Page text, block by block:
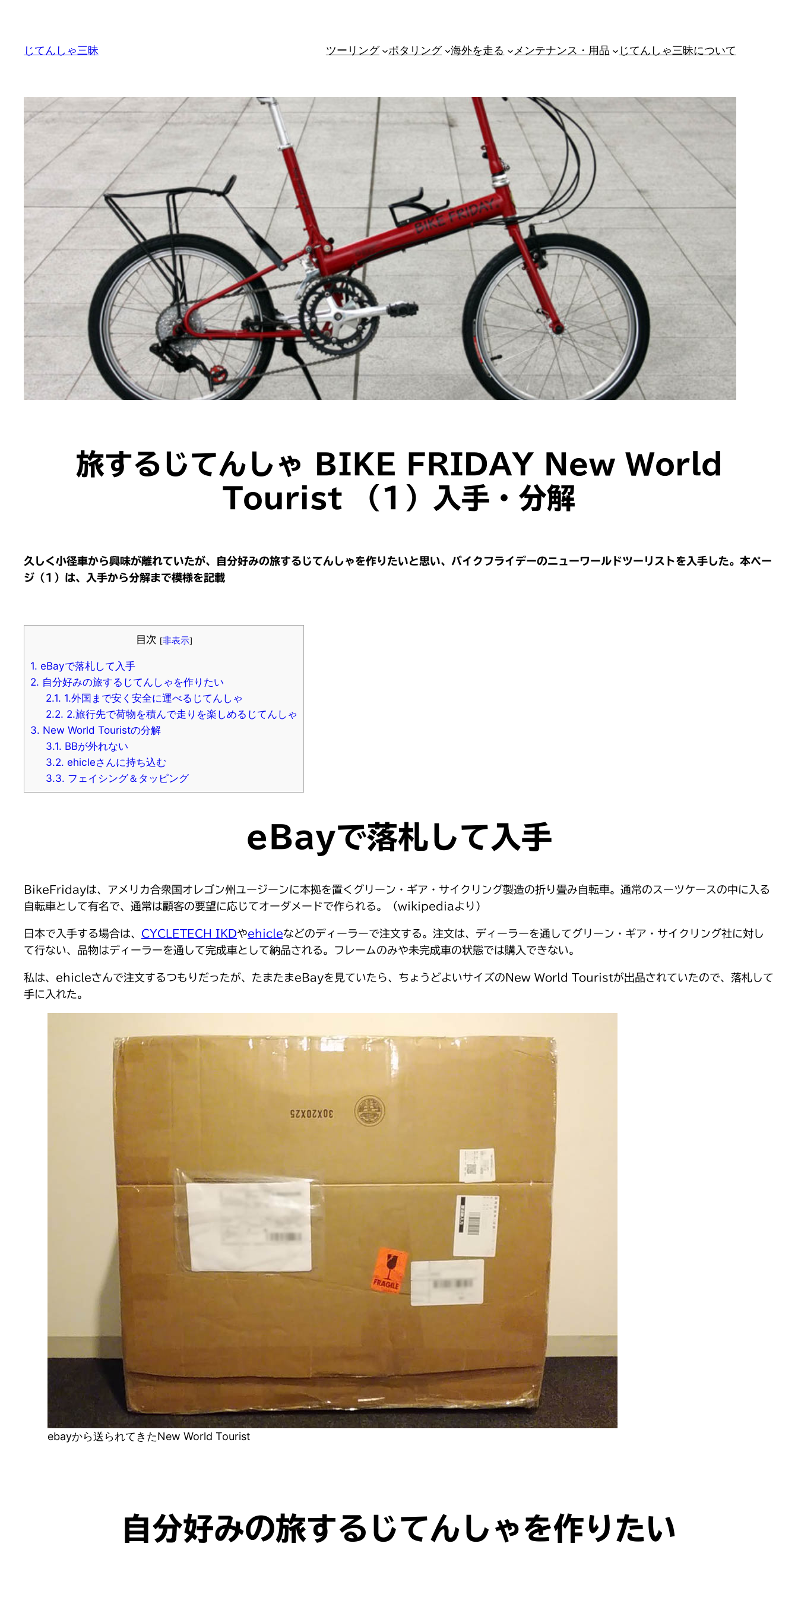
じてんしゃ三昧 ツーリング ポタリング 海外を走る メンテナンス・用品 じてんしゃ三昧について
旅するじてんしゃ BIKE FRIDAY New World
Tourist （1）入手・分解
久しく小径車から興味が離れていたが、自分好みの旅するじてんしゃを作りたいと思い、バイクフライデーのニューワールドツーリストを入手した。本ペー
ジ（1）は、入手から分解まで模様を記載
目次 [非表示]
1. eBayで落札して入手
2. 自分好みの旅するじてんしゃを作りたい
2.1. 1.外国まで安く安全に運べるじてんしゃ
2.2. 2.旅行先で荷物を積んで走りを楽しめるじてんしゃ
3. New World Touristの分解
3.1. BBが外れない
3.2. ehicleさんに持ち込む
3.3. フェイシング＆タッピング
eBayで落札して入手
BikeFridayは、アメリカ合衆国オレゴン州ユージーンに本拠を置くグリーン・ギア・サイクリング製造の折り畳み自転車。通常のスーツケースの中に入る
自転車として有名で、通常は顧客の要望に応じてオーダメードで作られる。（wikipediaより）
日本で入手する場合は、 CYCLETECH IKDやehicleなどのディーラーで注文する。注文は、ディーラーを通してグリーン・ギア・サイクリング社に対し
て行ない、品物はディーラーを通して完成車として納品される。フレームのみや未完成車の状態では購入できない。
私は、ehicleさんで注文するつもりだったが、たまたまeBayを見ていたら、ちょうどよいサイズのNew World Touristが出品されていたので、落札して
手に入れた。
ebayから送られてきたNew World Tourist
自分好みの旅するじてんしゃを作りたい